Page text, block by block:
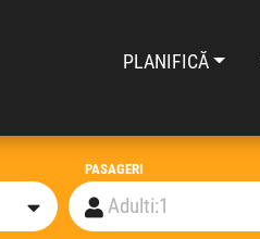
PLANIFICĂ
PASAGERI